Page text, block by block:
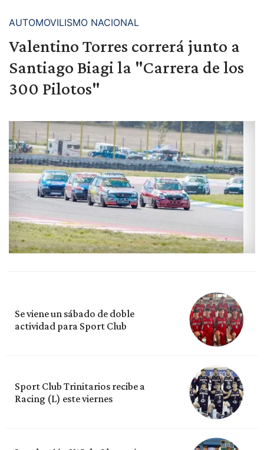
AUTOMOVILISMO NACIONAL
Valentino Torres correrá junto a
Santiago Biagi la "Carrera de los
300 Pilotos"
Se viene un sábado de doble
actividad para Sport Club
Sport Club Trinitarios recibe a
Racing (L) este viernes